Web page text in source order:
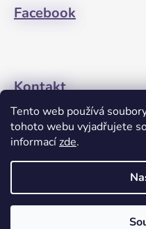
Tento web používá
tohoto webu vyjadřujete
informacízde.
Facebook
Kontakt
+420608274762